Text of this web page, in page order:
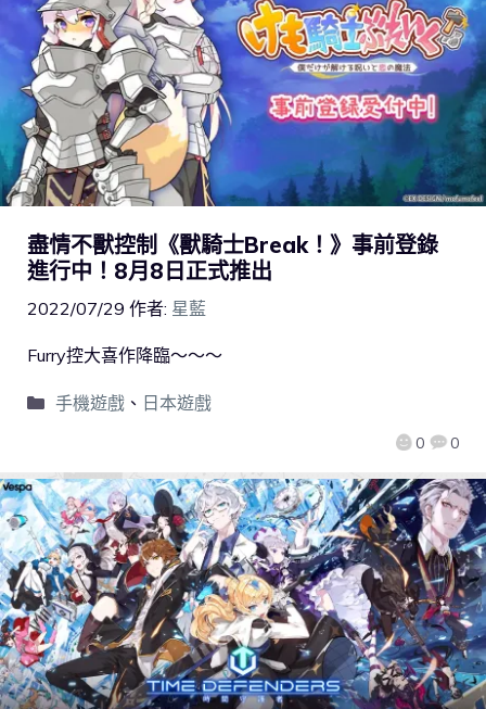
盡情不獸控制《獸騎士Break！》事前登錄
進行中！8月8日正式推出
2022/07/29 作者: 星藍
0 0
Furry控大喜作降臨～～～
手機遊戲、 日本遊戲